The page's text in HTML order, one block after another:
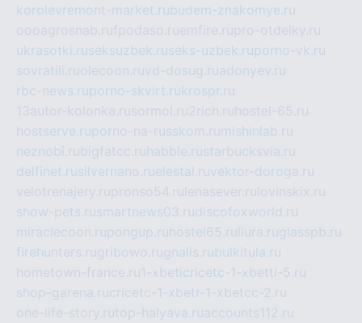
korolevremont-market.rubudem-znakomye.ru
oooagrosnab.rufpodaso.ruemfire.rupro-otdelky.ru
ukrasotki.ruseksuzbek.ruseks-uzbek.ruporno-vk.ru
sovratili.ruolecoon.ruvd-dosug.ruadonyev.ru
rbc-news.ruporno-skvirt.rukrospr.ru
13autor-kolonka.rusormol.ru2rich.ru hostel-65.ru
hostserve.ruporno-na-russkom.ru mishinlab.ru
neznobi.rubigfatcc.ru habble.rustarbucksvia.ru
delfinet.rusilvernano.ruelestal.ruvektor-doroga.ru
velotrenajery.rupronso54.ru lenasever.ru lovinskix.ru
show-pets.rusmartnews03.rudiscofoxworld.ru
miraclecoon.rupongup.ru hostel65.ru liura.ruglasspb.ru
firehunters.rugribowo.rugnalis.rubulkitula.ru
hometown-france.ru1-xbeticricetc-1-xbetti-5.ru
shop-garena.rucricetc-1-xbetr-1-xbetcc-2.ru
one-life-story.rutop-halyava.ruaccounts112.ru